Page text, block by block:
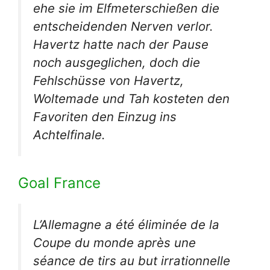
ehe sie im Elfmeterschießen die
entscheidenden Nerven verlor.
Havertz hatte nach der Pause
noch ausgeglichen, doch die
Fehlschüsse von Havertz,
Woltemade und Tah kosteten den
Favoriten den Einzug ins
Achtelfinale.
Goal France
L’Allemagne a été éliminée de la
Coupe du monde après une
séance de tirs au but irrationnelle